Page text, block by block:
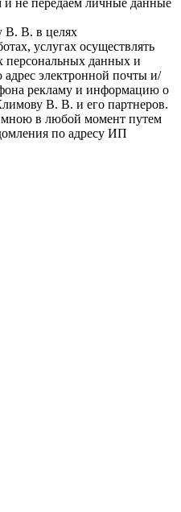
В. В. в целях
услугах осуществлять
персональных данных и
электронной почты и/
рекламу и информацию о
В. В. и его партнеров.
мною в любой момент путем
по адресу ИП